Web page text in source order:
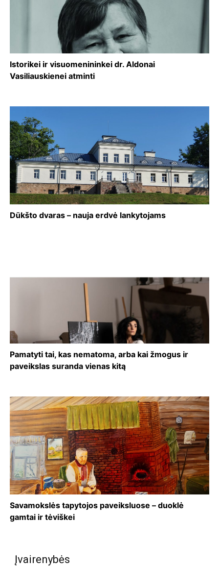
Istorikei ir visuomenininkei dr. Aldonai
Vasiliauskienei atminti
Dūkšto dvaras – nauja erdvė lankytojams
Pamatyti tai, kas nematoma, arba kai žmogus ir
paveikslas suranda vienas kitą
Savamokslės tapytojos paveiksluose – duoklė
gamtai ir tėviškei
Įvairenybės